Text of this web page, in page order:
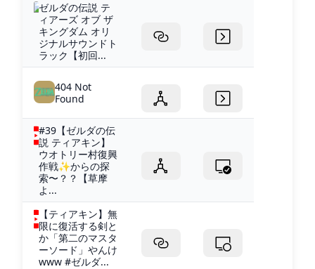
ゼルダの伝説 テ
ィアーズ オブ ザ
キングダム オリ
ジナルサウンドト
ラック【初回...
404 Not
Found
#39【ゼルダの伝
説 ティアキン】
ウオトリー村復興
作戦✨からの探
索〜？？【草摩
よ...
【ティアキン】無
限に復活する剣と
か「第二のマスタ
ーソード」やんけ
www #ゼルダ...